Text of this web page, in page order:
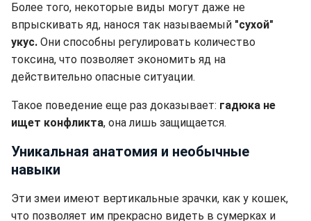
Более того, некоторые виды могут даже не
впрыскивать яд, нанося так называемый "сухой"
укус. Они способны регулировать количество
токсина, что позволяет экономить яд на
действительно опасные ситуации.
Такое поведение еще раз доказывает: гадюка не
ищет конфликта, она лишь защищается.
Уникальная анатомия и необычные
навыки
Эти змеи имеют вертикальные зрачки, как у кошек,
что позволяет им прекрасно видеть в сумерках и